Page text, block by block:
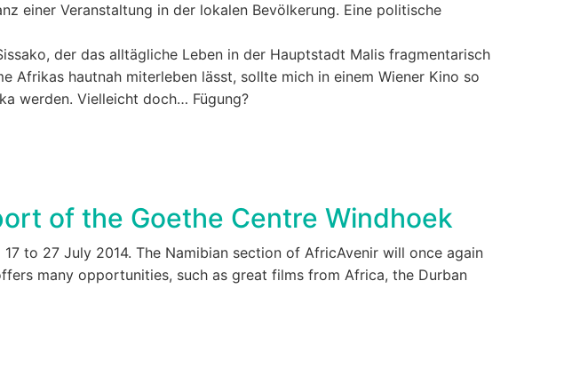
einer Veranstaltung in der lokalen Bevölkerung. Eine politische
der das alltägliche Leben in der Hauptstadt Malis fragmentarisch
Afrikas hautnah miterleben lässt, sollte mich in einem Wiener Kino so
werden. Vielleicht doch… Fügung?
of the Goethe Centre Windhoek
to 27 July 2014. The Namibian section of AfricAvenir will once again
many opportunities, such as great films from Africa, the Durban